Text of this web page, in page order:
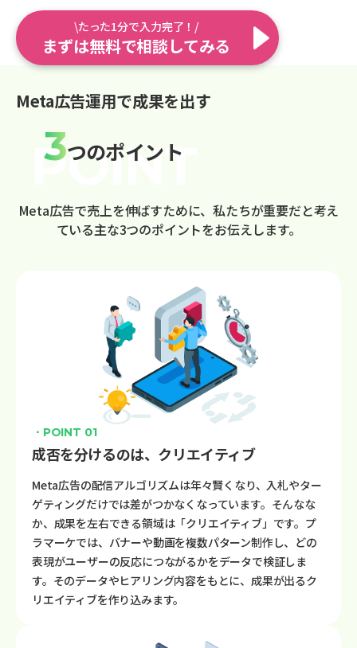
\たった1分で入力完了！/
まずは無料で相談してみる
Meta広告運用で成果を出す
3つのポイント
Meta広告で売上を伸ばすために、私たちが重要だと考え
ている主な3つのポイントをお伝えします。
・POINT 01
成否を分けるのは、クリエイティブ
Meta広告の配信アルゴリズムは年々賢くなり、入札やター
ゲティングだけでは差がつかなくなっています。そんなな
か、成果を左右できる領域は「クリエイティブ」です。プ
ラマーケでは、バナーや動画を複数パターン制作し、どの
表現がユーザーの反応につながるかをデータで検証しま
す。そのデータやヒアリング内容をもとに、成果が出るク
リエイティブを作り込みます。